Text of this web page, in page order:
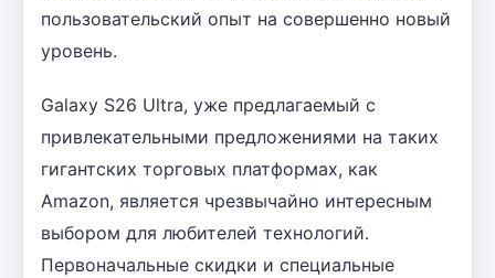
пользовательский опыт на совершенно новый
уровень.
Galaxy S26 Ultra, уже предлагаемый с
привлекательными предложениями на таких
гигантских торговых платформах, как
Amazon, является чрезвычайно интересным
выбором для любителей технологий.
Первоначальные скидки и специальные